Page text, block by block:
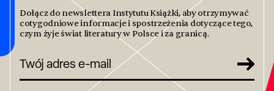
Dołącz do newslettera Instytutu Książki, aby otrzymywać
cotygodniowe informacje i spostrzeżenia dotyczące tego,
czym żyje świat literatury w Polsce i za granicą.